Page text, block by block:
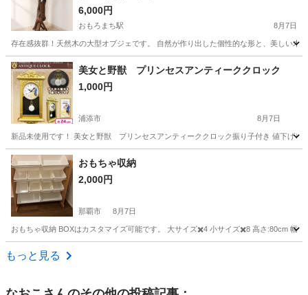
6,000円
おもろまち駅 8月7日
存在感抜群！天然木の大型オブジェです。 自然が作り出した個性的な形と、美しい
沖縄 那覇市 おもろまち駅 その他
美女と野獣 プリンセスアンティーククロック
1,000円
浦添市 8月7日
新品未使用です！ 美女と野獣 プリンセスアンティーククロック振り子付き 値下げし
沖縄 浦添市 時計 振り子
おもちゃ収納
2,000円
那覇市 8月7日
おもちゃ収納 BOXはカスタマイズ可能です。 大サイズ✖️4 小サイズ✖️8 高さ:80cm 幅:
沖縄 那覇市
もっと見る